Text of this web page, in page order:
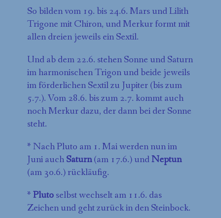
So bilden vom 19. bis 24.6. Mars und Lilith
Trigone mit Chiron, und Merkur formt mit
allen dreien jeweils ein Sextil.
Und ab dem 22.6. stehen Sonne und Saturn
im harmonischen Trigon und beide jeweils
im förderlichen Sextil zu Jupiter (bis zum
5.7.). Vom 28.6. bis zum 2.7. kommt auch
noch Merkur dazu, der dann bei der Sonne
steht.
* Nach Pluto am 1. Mai werden nun im
Juni auchSaturn(am 17.6.) undNeptun
(am 30.6.) rückläufig.
*Plutoselbst wechselt am 11.6. das
Zeichen und geht zurück in den Steinbock.